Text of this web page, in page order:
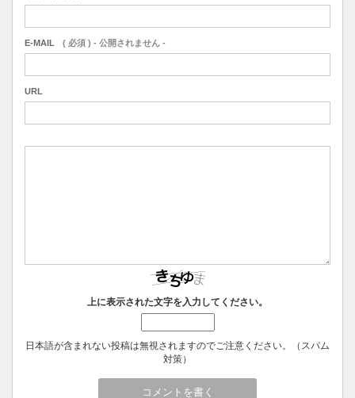
E-MAIL ( 必須 ) - 公開されません -
URL
上に表示された文字を入力してください。
日本語が含まれない投稿は無視されますのでご注意ください。（スパム
対策）